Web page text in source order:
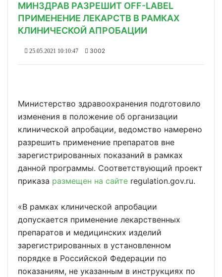
МИНЗДРАВ РАЗРЕШИТ OFF-LABEL
ПРИМЕНЕНИЕ ЛЕКАРСТВ В РАМКАХ
КЛИНИЧЕСКОЙ АПРОБАЦИИ
25.05.2021 10:10:47 3002
Министерство здравоохранения подготовило
изменения в положение об организации
клинической апробации, ведомство намерено
разрешить применение препаратов вне
зарегистрированных показаний в рамках
данной программы. Соответствующий проект
приказа размещен на сайте regulation.gov.ru.
«В рамках клинической апробации
допускается применение лекарственных
препаратов и медицинских изделий
зарегистрированных в установленном
порядке в Российской Федерации по
показаниям, не указанным в инструкциях по